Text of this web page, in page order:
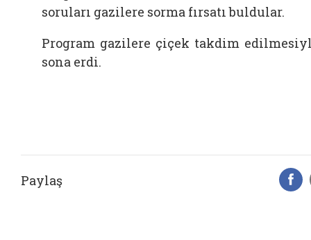
soruları gazilere sorma fırsatı buldular.
Program gazilere çiçek takdim
sona erdi.
Paylaş